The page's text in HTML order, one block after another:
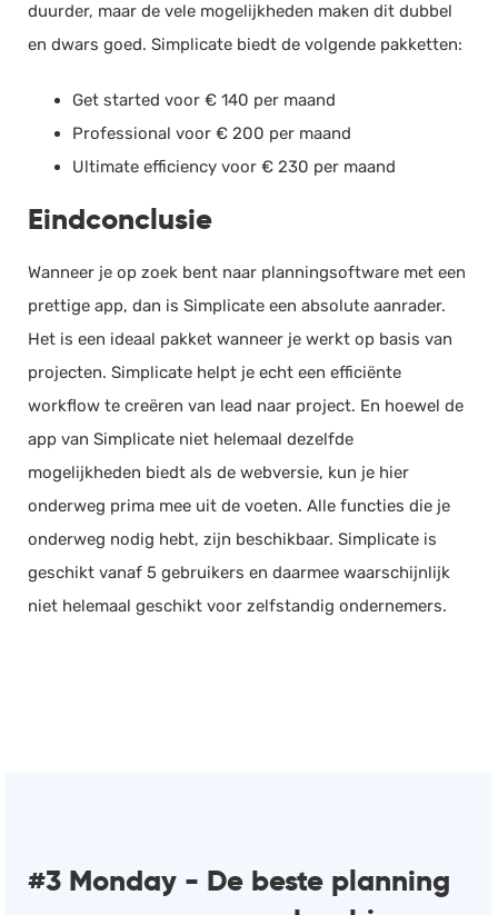
duurder, maar de vele mogelijkheden maken dit dubbel
en dwars goed. Simplicate biedt de volgende pakketten:
Get started voor € 140 per maand
Professional voor € 200 per maand
Ultimate efficiency voor € 230 per maand
Eindconclusie
Wanneer je op zoek bent naar planningsoftware met een
prettige app, dan is Simplicate een absolute aanrader.
Het is een ideaal pakket wanneer je werkt op basis van
projecten. Simplicate helpt je echt een efficiënte
workflow te creëren van lead naar project. En hoewel de
app van Simplicate niet helemaal dezelfde
mogelijkheden biedt als de webversie, kun je hier
onderweg prima mee uit de voeten. Alle functies die je
onderweg nodig hebt, zijn beschikbaar. Simplicate is
geschikt vanaf 5 gebruikers en daarmee waarschijnlijk
niet helemaal geschikt voor zelfstandig ondernemers.
#3 Monday - De beste planning